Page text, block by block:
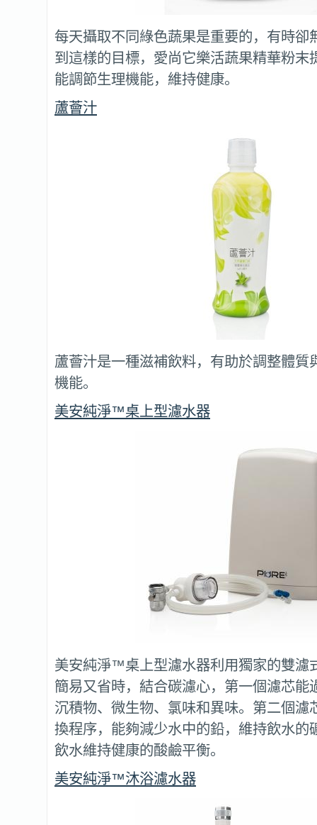
每天攝取不同綠色蔬果是重要的，有時卻
到這樣的目標，愛尚它樂活蔬果精華粉末
能調節生理機能，維持健康。
蘆薈汁
蘆薈汁是一種滋補飲料，有助於調整體質
機能。
美安純淨™桌上型濾水器
美安純淨™桌上型濾水器利用獨家的雙濾
簡易又省時，結合碳濾心，第一個濾芯能
沉積物、微生物、氯味和異味。第二個濾
換程序，能夠減少水中的鉛，維持飲水的
飲水維持健康的酸鹼平衡。
美安純淨™沐浴濾水器